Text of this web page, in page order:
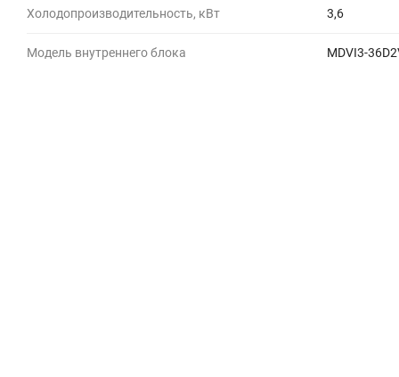
Холодопроизводительность, кВт 3,6
Модель внутреннего блока MDVI3-